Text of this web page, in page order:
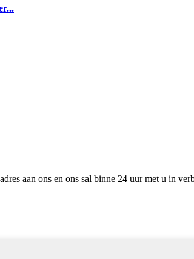
aan ons en ons sal binne 24 uur met u in